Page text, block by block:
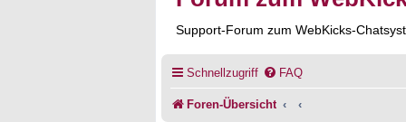
Support-Forum zum WebKicks-
Schnellzugriff FAQ
Foren-Übersicht